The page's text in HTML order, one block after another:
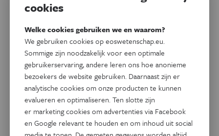
Van zout- naar drinkwater: dit
systeem doet het snel en
efficiënt
Destillatie van zeewater met behulp van zonnecellen kan
zes liter drinkwater per uur per vierkante meter zonnecel
opleveren.
cookies
Welke cookies gebruiken we en waarom?
We gebruiken cookies op eoswetenschap.eu.
Sommige zijn noodzakelijk voor een optimale
gebruikerservaring, andere leren ons hoe anonieme
bezoekers de website gebruiken. Daarnaast zijn er
analytische cookies om onze producten te kunnen
evalueren en optimaliseren. Ten slotte zijn
er marketing cookies om advertenties via Facebook
en Google relevant te houden en om inhoud uit social